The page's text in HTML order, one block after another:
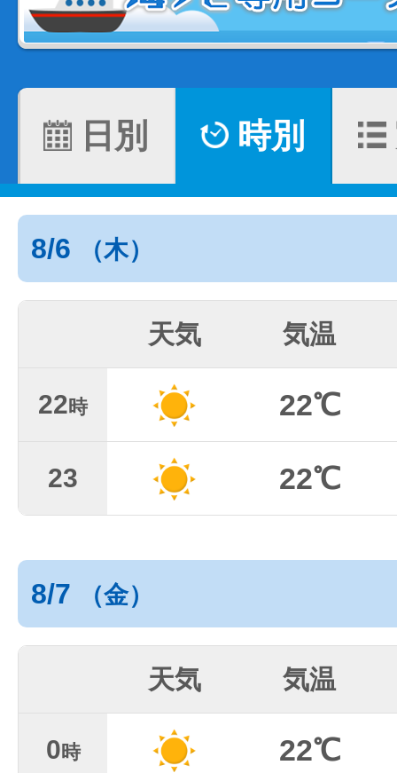
日別 時別
8/6 （木）
天気 気温
22時 22℃
23 22℃
8/7 （金）
天気 気温
0時 22℃